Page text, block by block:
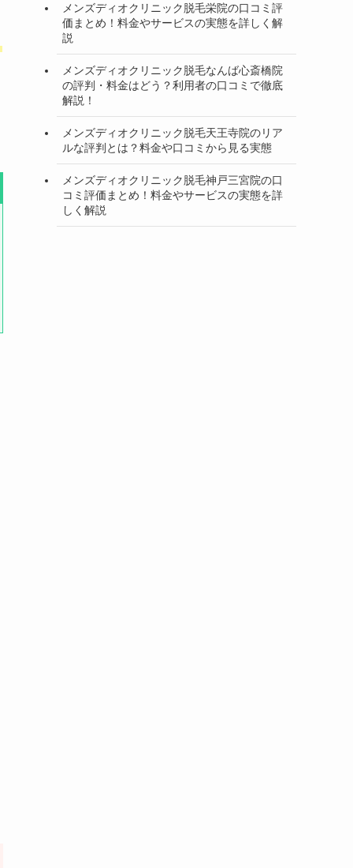
メンズディオクリニック脱毛栄院の口コミ評
価まとめ！料金やサービスの実態を詳しく解
説
メンズディオクリニック脱毛なんば心斎橋院
の評判・料金はどう？利用者の口コミで徹底
解説！
メンズディオクリニック脱毛天王寺院のリア
ルな評判とは？料金や口コミから見る実態
メンズディオクリニック脱毛神戸三宮院の口
コミ評価まとめ！料金やサービスの実態を詳
しく解説